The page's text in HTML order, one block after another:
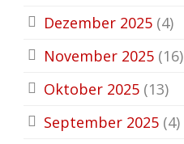
Dezember 2025 (4)
November 2025 (16)
Oktober 2025 (13)
September 2025 (4)